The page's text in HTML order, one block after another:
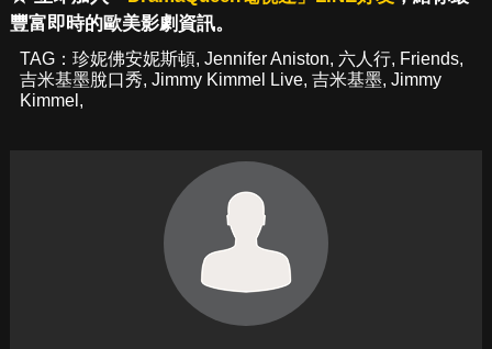
豐富即時的歐美影劇資訊。
TAG： 珍妮佛安妮斯頓, Jennifer Aniston, 六人行, Friends,
吉米基墨脫口秀, Jimmy Kimmel Live, 吉米基墨, Jimmy
Kimmel ,